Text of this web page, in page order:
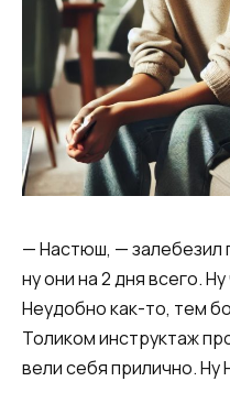
— Настюш, — залебезил
ну они на 2 дня всего.
Неудобно как-то, тем
Толиком инструктаж
вели себя прилично. Ну